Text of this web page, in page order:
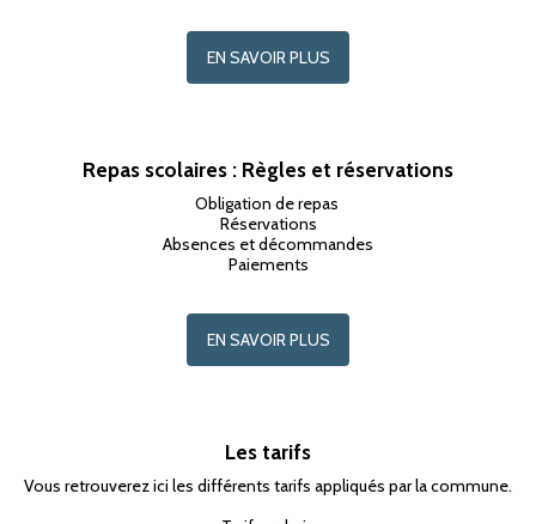
EN SAVOIR PLUS
Repas scolaires : Règles et réservations
Obligation de repas
Réservations
Absences et décommandes
Paiements
EN SAVOIR PLUS
Les tarifs
Vous retrouverez ici les différents tarifs appliqués par la commune.